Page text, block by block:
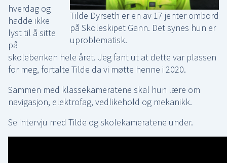
Tilde Dyrseth er en av 17 jenter ombord
på Skoleskipet Gann. Det synes hun er
uproblematisk.
hverdag og
hadde ikke
lyst til å sitte
på
skolebenken hele året. Jeg fant ut at dette var plassen
for meg, fortalte Tilde da vi møtte henne i 2020.
Sammen med klassekameratene skal hun lære om
navigasjon, elektrofag, vedlikehold og mekanikk.
Se intervju med Tilde og skolekameratene under.